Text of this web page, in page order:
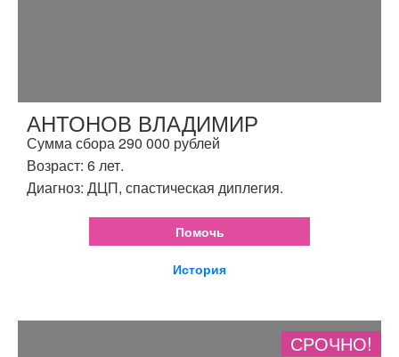
АНТОНОВ ВЛАДИМИР
Сумма сбора 290 000 рублей
Возраст: 6 лет.
Диагноз: ДЦП, спастическая диплегия.
Помочь
История
СРОЧНО!